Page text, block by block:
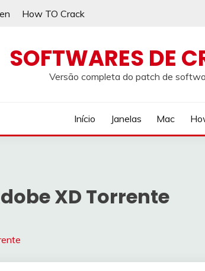
How TO Crack
SOFTWARES DE
Versão completa do patch de
Início Janelas Mac
XD Torrente